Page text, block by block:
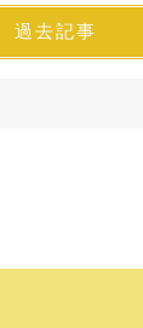
過去記事